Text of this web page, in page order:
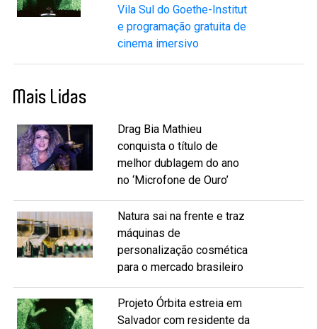
Vila Sul do Goethe-Institut
e programação gratuita de
cinema imersivo
Mais Lidas
Drag Bia Mathieu
conquista o título de
melhor dublagem do ano
no ‘Microfone de Ouro’
Natura sai na frente e traz
máquinas de
personalização cosmética
para o mercado brasileiro
Projeto Órbita estreia em
Salvador com residente da